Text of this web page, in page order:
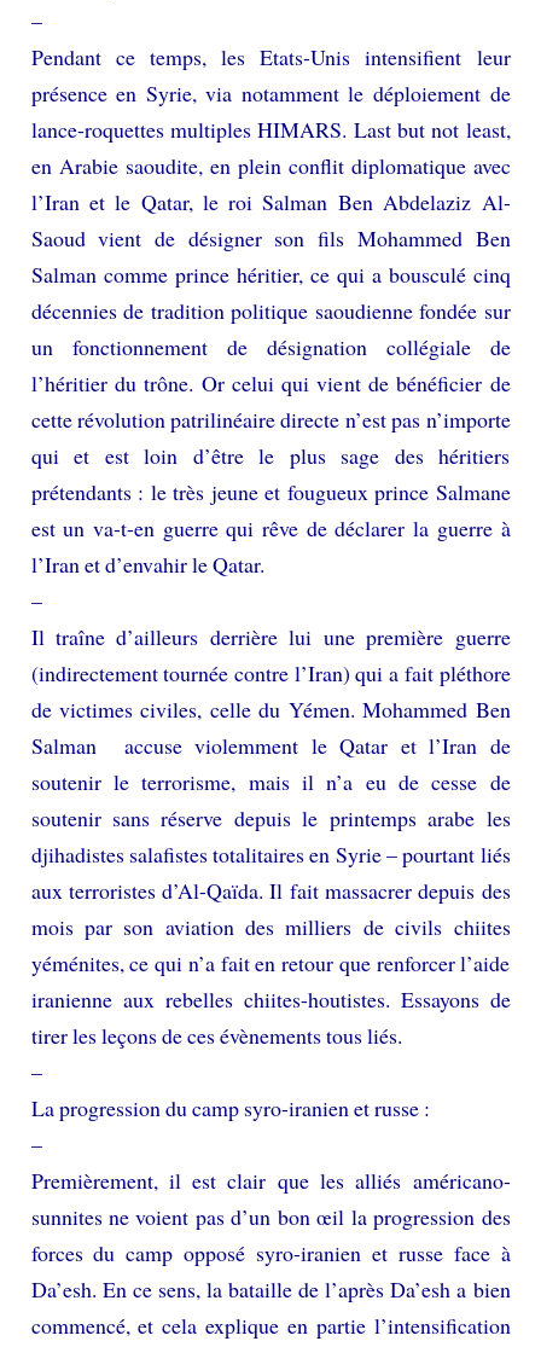
–
Pendant ce temps, les Etats-Unis intensifient leur
présence en Syrie, via notamment le déploiement de
lance-roquettes multiples HIMARS. Last but not least,
en Arabie saoudite, en plein conflit diplomatique avec
l’Iran et le Qatar, le roi Salman Ben Abdelaziz Al-
Saoud vient de désigner son fils Mohammed Ben
Salman comme prince héritier, ce qui a bousculé cinq
décennies de tradition politique saoudienne fondée sur
un fonctionnement de désignation collégiale de
l’héritier du trône. Or celui qui vient de bénéficier de
cette révolution patrilinéaire directe n’est pas n’importe
qui et est loin d’être le plus sage des héritiers
prétendants : le très jeune et fougueux prince Salmane
est un va-t-en guerre qui rêve de déclarer la guerre à
l’Iran et d’envahir le Qatar.
–
Il traîne d’ailleurs derrière lui une première guerre
(indirectement tournée contre l’Iran) qui a fait pléthore
de victimes civiles, celle du Yémen. Mohammed Ben
Salman accuse violemment le Qatar et l’Iran de
soutenir le terrorisme, mais il n’a eu de cesse de
soutenir sans réserve depuis le printemps arabe les
djihadistes salafistes totalitaires en Syrie – pourtant liés
aux terroristes d’Al-Qaïda. Il fait massacrer depuis des
mois par son aviation des milliers de civils chiites
yéménites, ce qui n’a fait en retour que renforcer l’aide
iranienne aux rebelles chiites-houtistes. Essayons de
tirer les leçons de ces évènements tous liés.
–
La progression du camp syro-iranien et russe :
–
Premièrement, il est clair que les alliés américano-
sunnites ne voient pas d’un bon œil la progression des
forces du camp opposé syro-iranien et russe face à
Da’esh. En ce sens, la bataille de l’après Da’esh a bien
commencé, et cela explique en partie l’intensification